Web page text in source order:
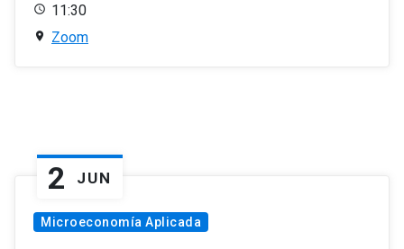
11:30
Zoom
2 JUN
Microeconomía Aplicada